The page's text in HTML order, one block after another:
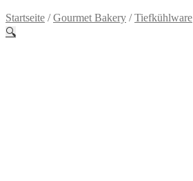
Startseite /Gourmet Bakery /Tiefkühlware
🔍